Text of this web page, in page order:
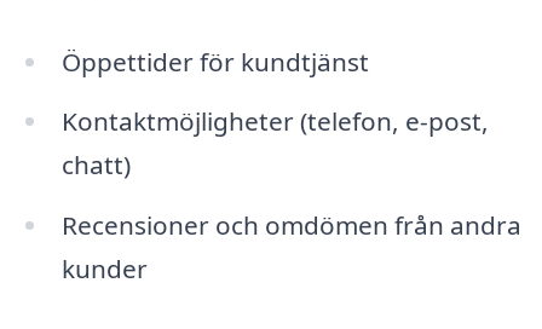
Öppettider för kundtjänst
Kontaktmöjligheter (telefon, e-post,
chatt)
Recensioner och omdömen från andra
kunder